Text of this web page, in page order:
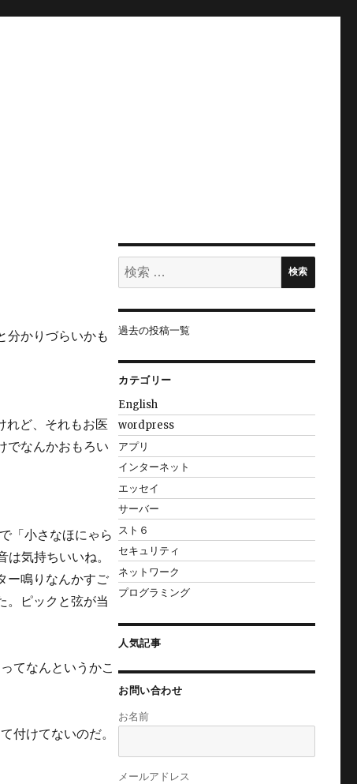
分かりづらいかも
れど、それもお医
でなんかおもろい
「小さなほにゃら
気持ちいいね。
ー鳴りなんかすご
。ピックと弦が当
てなんというかこ
けてないのだ。
検
索:
検索
過去の投稿一覧
カテゴリー
English
wordpress
アプリ
インターネット
エッセイ
サーバー
スト６
セキュリティ
ネットワーク
プログラミング
人気記事
お問い合わせ
お名前
メールアドレス